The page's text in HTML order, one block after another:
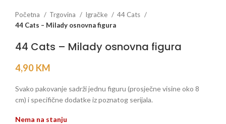
Početna Trgovina Igračke
44 Cats
44 Cats – Milady osnovna figura
44 Cats – Milady osnovna figura
4,90 KM
Svako pakovanje sadrži jednu figuru (prosječne visine oko 8
cm) i specifične dodatke iz poznatog serijala.
Nema na stanju